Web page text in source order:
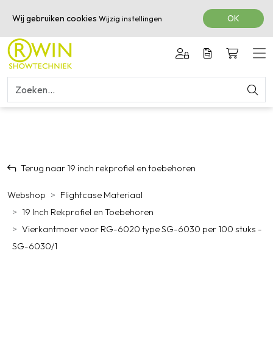
050-3601616
Terug naar 19 inch rekprofiel en toebehoren
Webshop
Flightcase Materiaal
19 Inch Rekprofiel en Toebehoren
Vierkantmoer voor RG-6020 type SG-6030 per 100 stuks -
SG-6030/1
Wij gebruiken cookies Wijzig instellingen OK